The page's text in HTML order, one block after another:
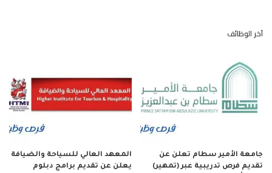
آخر الوظائف
جامعة الأمير سطام تعلن عن
تقديم فرص تدريبية عبر (تمهير)
المعهد العالي للسياحة والضيافة
يعلن عن تقديم برامج دبلوم